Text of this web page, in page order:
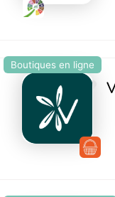
Boutiques en ligne